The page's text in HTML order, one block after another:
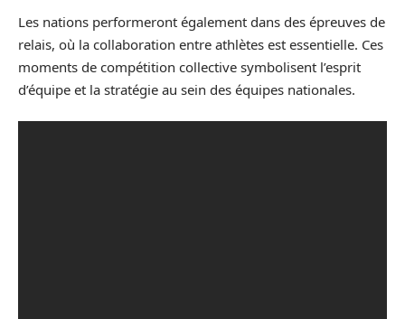
Les nations performeront également dans des épreuves de
relais, où la collaboration entre athlètes est essentielle. Ces
moments de compétition collective symbolisent l’esprit
d’équipe et la stratégie au sein des équipes nationales.